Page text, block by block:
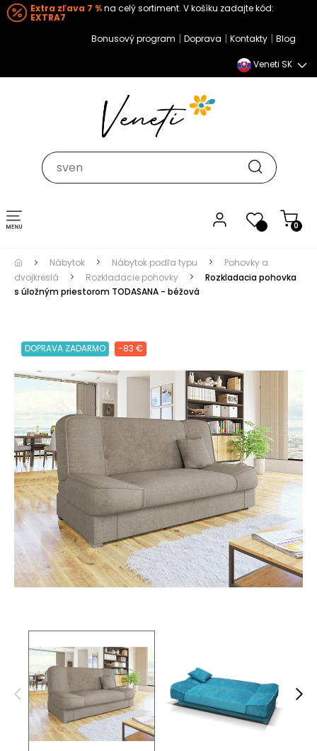
Extra zľava 7 %na celý sortiment. V košíku zadajte kód:
EXTRA7
Bonusový program | Doprava | Kontakty | Blog
Veneti SK
0
Toggle navigation
Nábytok Nábytok podľa typu
Pohovky a
dvojkreslá
Rozkladacie pohovky
Rozkladacia pohovka
s úložným priestorom TODASANA - béžová
DOPRAVA ZADARMO -83 €